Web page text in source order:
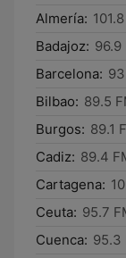
Almería:
Badajoz: 96.9
Barcelona:
Bilbao: 89.5
Burgos: 89.1
Cadiz: 89.4
Cartagena:
Ceuta: 95.7
Cuenca: 95.3